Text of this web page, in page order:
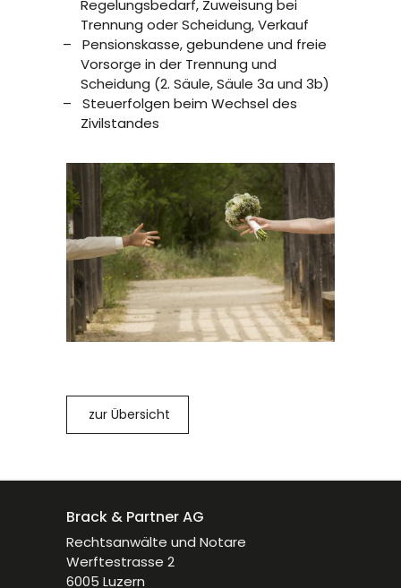
Regelungsbedarf, Zuweisung bei
Trennung oder Scheidung, Verkauf
Pensionskasse, gebundene und freie
Vorsorge in der Trennung und
Scheidung (2. Säule, Säule 3a und 3b)
Steuerfolgen beim Wechsel des
Zivilstandes
zur Übersicht
Brack & Partner AG
Rechtsanwälte und Notare
Werftestrasse 2
6005 Luzern